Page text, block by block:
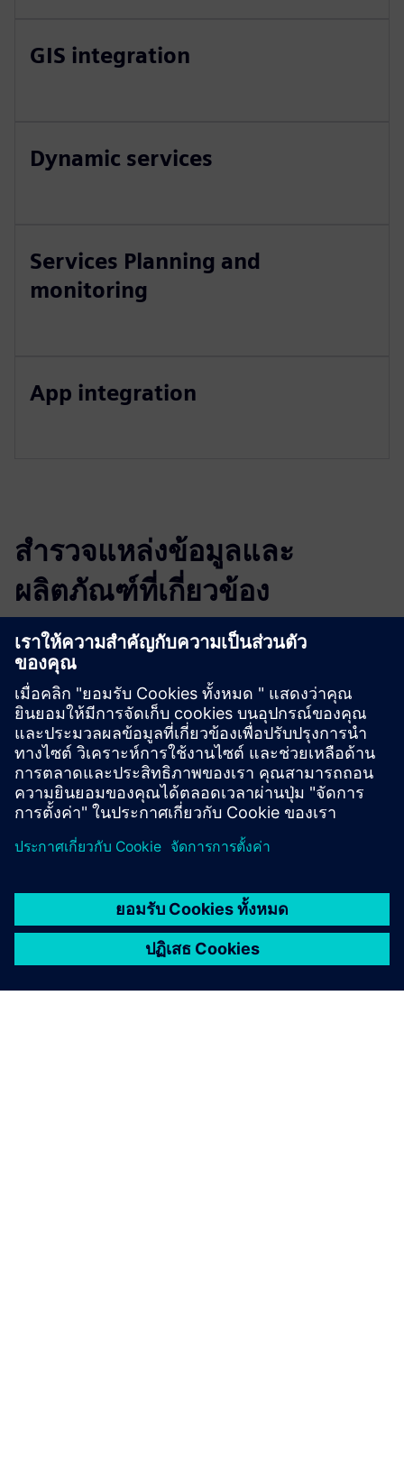
GIS integration
Dynamic services
Services Planning and
monitoring
App integration
สำรวจแหล่งข้อมูลและ
ผลิตภัณฑ์ที่เกี่ยวข้อง
ข้อมูลและแหล่งข้อมูลเพิ่มเติม
warios|cmms - product details
warios
เงื่อนไขเบื้องต้น